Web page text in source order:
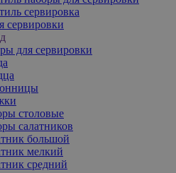
сервировка
сервировки
для сервировки
столовые
салатников
большой
мелкий
средний